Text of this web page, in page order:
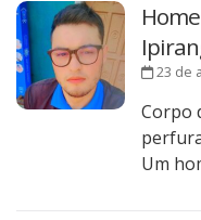
23 de
Corpo
Um